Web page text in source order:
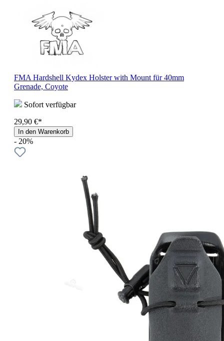
FMA Hardshell Kydex Holster with Mount für 40mm
Grenade, Coyote
Sofort verfügbar
29,90 €*
In den Warenkorb
- 20%